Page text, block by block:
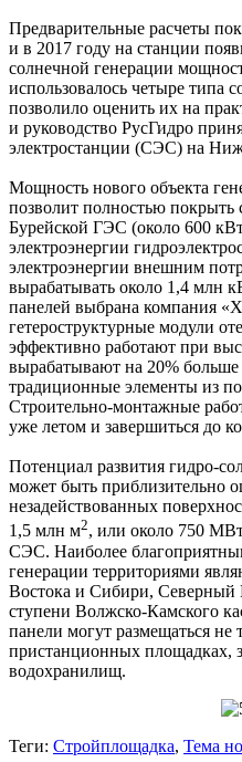
Предварительные расчеты
и в 2017 году на станции
солнечной генерации
использовалось четыре типа
позволило оценить их на
и руководство РусГидро
электростанции (СЭС) на
Мощность нового объекта
позволит полностью
Бурейской ГЭС (около 600
электроэнергии
электроэнергии внешним
вырабатывать около 1,4 млн
панелей выбрана компания
гетероструктурные модули
эффективно работают при
вырабатывают на 20% больше
традиционные элементы из
Строительно-монтажные
уже летом и завершиться до
Потенциал развития гидро-
может быть приблизительно
незадействованных
1,5 млн м2, или около 750
СЭС. Наиболее
генерации территориями
Востока и Сибири, Северный
ступени Волжско-­Камского
панели могут размещаться не
пристанционных площадках,
водохранилищ.
Теги: Стройплощадка, Тема